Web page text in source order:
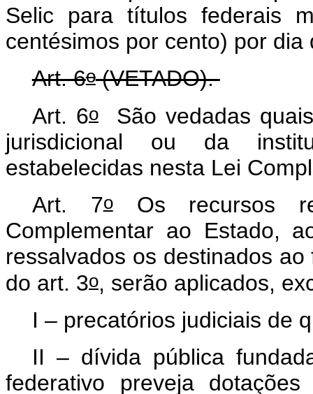
Selic para títulos federais
centésimos por cento) por
Art. 6o(VETADO).
Art. 6oSão vedadas
jurisdicional ou da
estabelecidas nesta Lei
Art. 7oOs recursos
Complementar ao Estado,
ressalvados os destinados
do art. 3o, serão aplicados,
I – precatórios judiciais de
II – dívida pública
federativo preveja